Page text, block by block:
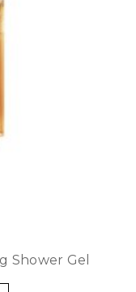
Shower Gel